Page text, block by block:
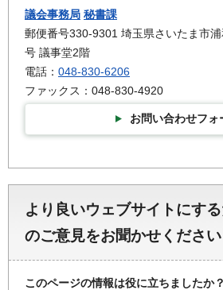
議会事務局 秘書課
郵便番号330-9301 埼玉県さいたま市
号 議事堂2階
電話： 048-830-6206
ファックス：048-830-4920
お問い合わせフォ
より良いウェブサイトにす
のご意見をお聞かせください
このページの情報は役に立ちましたか？